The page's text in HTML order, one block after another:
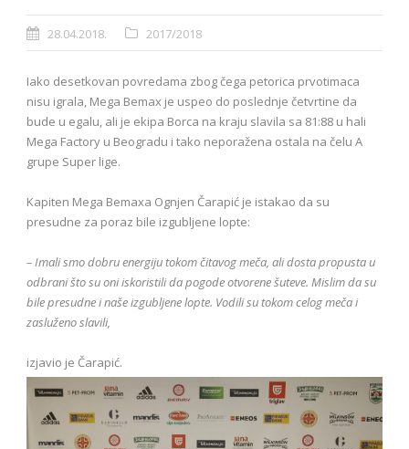
28.04.2018. 2017/2018
Iako desetkovan povredama zbog čega petorica prvotimaca
nisu igrala, Mega Bemax je uspeo do poslednje četvrtine da
bude u egalu, ali je ekipa Borca na kraju slavila sa 81:88 u hali
Mega Factory u Beogradu i tako neporažena ostala na čelu A
grupe Super lige.
Kapiten Mega Bemaxa Ognjen Čarapić je istakao da su
presudne za poraz bile izgubljene lopte:
– Imali smo dobru energiju tokom čitavog meča, ali dosta propusta u
odbrani što su oni iskoristili da pogode otvorene šuteve. Mislim da su
bile presudne i naše izgubljene lopte. Vodili su tokom celog meča i
zasluženo slavili,
izjavio je Čarapić.